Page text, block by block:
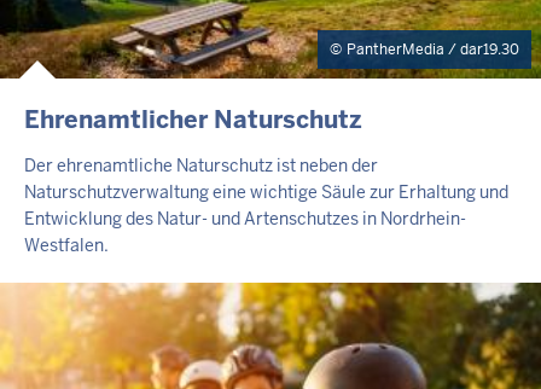
PantherMedia / dar19.30
Ehrenamtlicher Naturschutz
Der ehrenamtliche Naturschutz ist neben der
Naturschutzverwaltung eine wichtige Säule zur Erhaltung und
Entwicklung des Natur- und Artenschutzes in Nordrhein-
Westfalen.